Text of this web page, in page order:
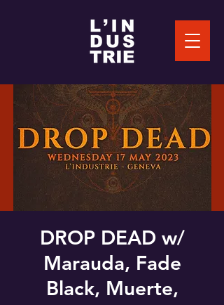
DROP DEAD w/
Marauda, Fade
Black, Muerte,